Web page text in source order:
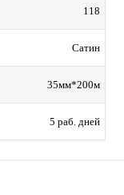
118
Сатин
35мм*200м
5 раб. дней